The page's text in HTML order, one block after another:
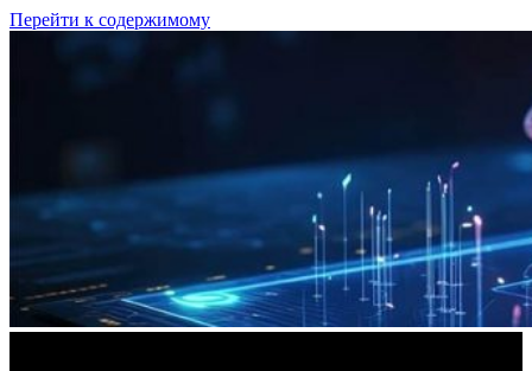
Перейти к содержимому